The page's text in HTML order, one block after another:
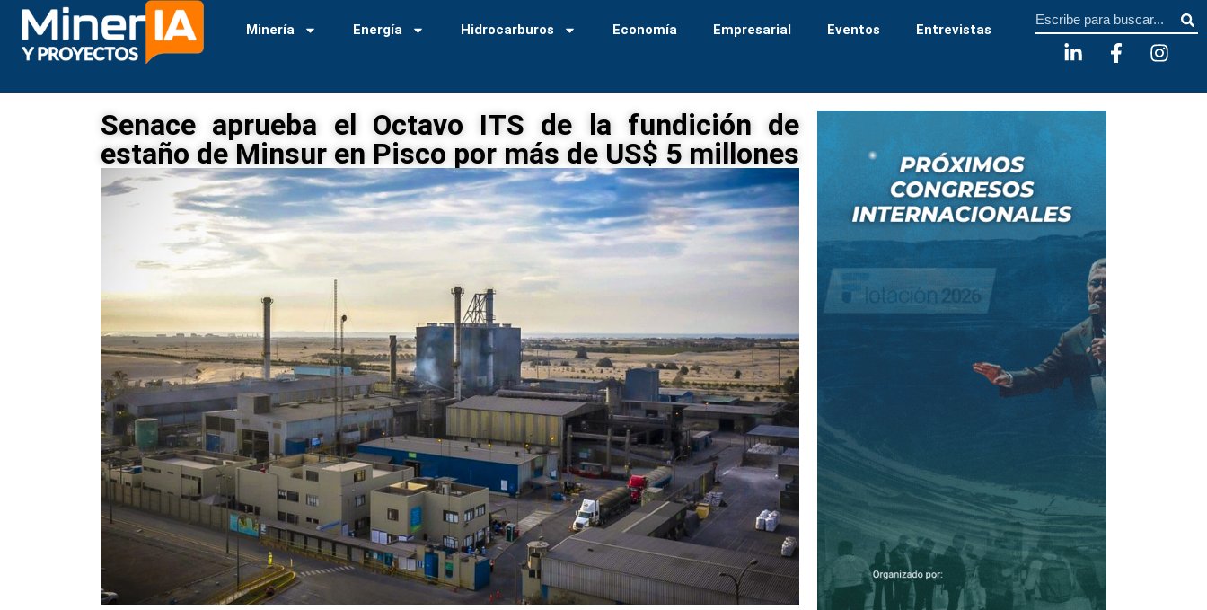
Minería Energía Hidrocarburos Economía Empresarial Eventos Entrevistas
Senace aprueba el Octavo ITS de la fundición de
estaño de Minsur en Pisco por más de US$ 5 millones